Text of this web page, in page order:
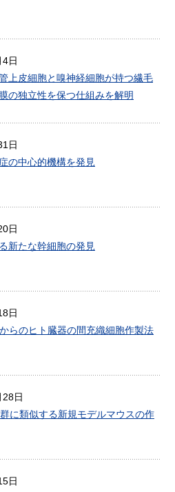
日
上皮細胞と嗅神経細胞が持つ繊毛
の独立性を保つ仕組みを解明
日
の中心的機構を発見
日
新たな幹細胞の発見
日
らのヒト臓器の間充織細胞作製法
日
に類似する新規モデルマウスの作
日